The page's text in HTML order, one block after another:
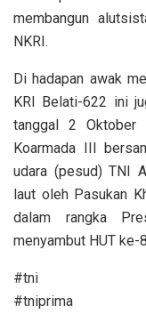
membangun
NKRI.
Di hadapan awak
KRI Belati-622 ini
tanggal 2 Oktober
Koarmada III
udara (pesud) TNI
laut oleh Pasukan
dalam rangka
menyambut HUT ke-
#tni
#tniprima